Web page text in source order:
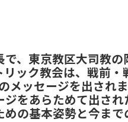
、東京教区大司教の
ック教会は、戦前
メッセージを出され
をあらためて出さ
の基本姿勢と今ま